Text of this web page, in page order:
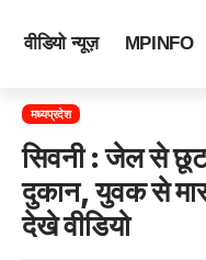
वीडियो न्यूज़ MPINFO
मध्यप्रदेश
सिवनी : जेल से
दुकान, युवक से
देखे वीडियो